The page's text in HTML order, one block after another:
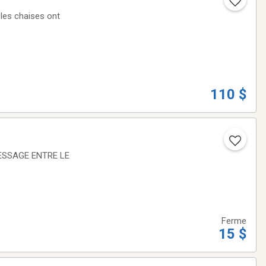
110 $
ENTRE LE
Ferme
15 $